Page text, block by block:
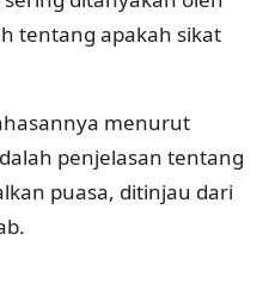
tentang apakah sikat
menurut
penjelasan tentang
puasa, ditinjau dari